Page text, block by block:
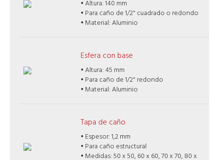
• Altura: 140 mm
• Para caño de 1/2" cuadrado o redondo
• Material: Aluminio
Esfera con base
• Altura: 45 mm
• Para caño de 1/2" redondo
• Material: Aluminio
Tapa de caño
• Espesor: 1,2 mm
• Para caño estructural
• Medidas: 50 x 50, 60 x 60, 70 x 70, 80 x